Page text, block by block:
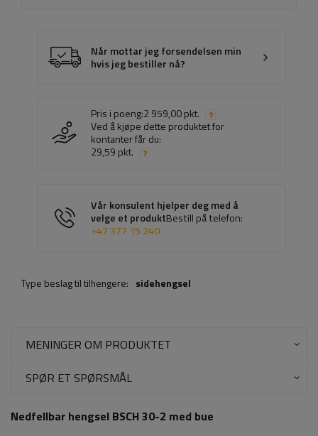
Når mottar jeg forsendelsen min
hvis jeg bestiller nå?
Pris i poeng:2 959,00 pkt.
Ved å kjøpe dette produktet for
kontanter får du:
29,59 pkt.
Vår konsulent hjelper deg med å
velge et produktBestill på telefon:
+47 377 15 240
Type beslag til tilhengere: sidehengsel
MENINGER OM PRODUKTET
SPØR ET SPØRSMÅL
Nedfellbar hengsel BSCH 30-2 med bue